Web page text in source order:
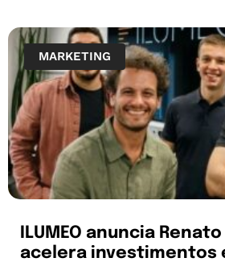
MARKETING
ILUMEO anuncia
acelera investimentos